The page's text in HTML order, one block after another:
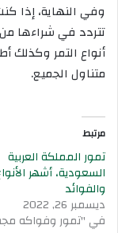
وفي النهاية، إذا
تتردد في شراءها من
أنواع التمر
متناول الجميع.
مرتبط
تمور المملكة العربية
السعودية، أشهر
والفوائد
ديسمبر 26, 2022
في "تمور وفواكه